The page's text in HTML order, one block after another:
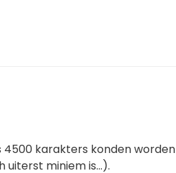
4500 karakters konden worden
miniem is...).